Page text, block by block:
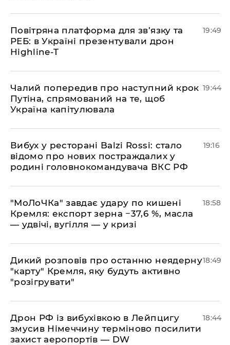
​Повітряна платформа для зв’язку та
РЕБ: в Україні презентували дрон
Highline-T
19:49
​Чалий попередив про наступний крок
Путіна, спрямований на те, щоб
Україна капітулювала
19:44
​Вибух у ресторані Balzi Rossi: стало
відомо про нових постраждалих у
родині головнокомандувача ВКС РФ
19:16
​"МоЛоЧКа" завдає удару по кишені
Кремля: експорт зерна −37,6 %, масла
— удвічі, вугілля — у кризі
18:58
​Дикий розповів про останню неядерну
"карту" Кремля, яку будуть активно
"розігрувати"
18:49
​Дрон РФ із вибухівкою в Лейпцигу
змусив Німеччину терміново посилити
захист аеропортів — DW
18:44